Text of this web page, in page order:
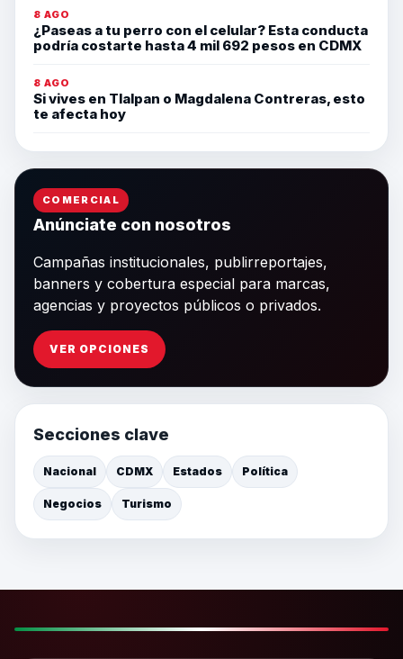
8 AGO
¿Paseas a tu perro con el celular? Esta conducta
podría costarte hasta 4 mil 692 pesos en CDMX
8 AGO
Si vives en Tlalpan o Magdalena Contreras, esto
te afecta hoy
COMERCIAL
Anúnciate con nosotros
Campañas institucionales, publirreportajes,
banners y cobertura especial para marcas,
agencias y proyectos públicos o privados.
VER OPCIONES
Secciones clave
Nacional CDMX Estados Política
Negocios Turismo